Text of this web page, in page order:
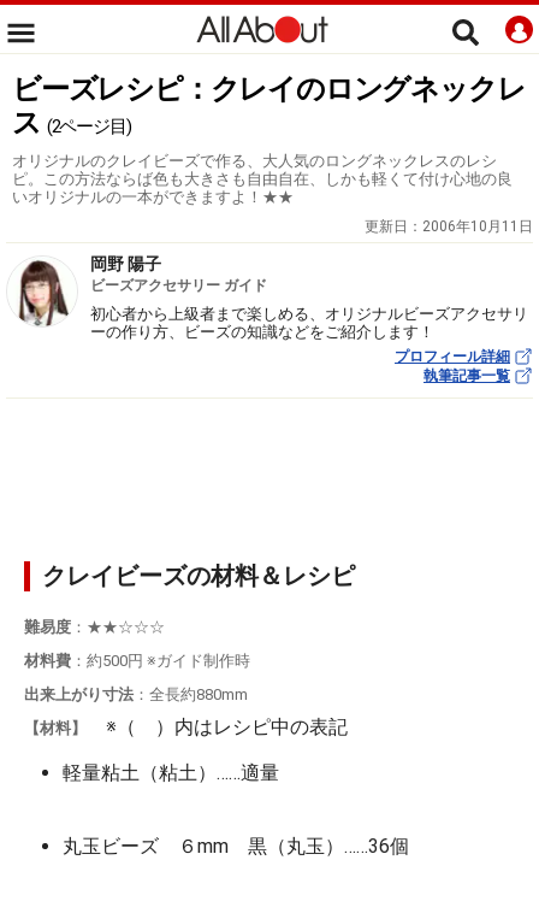
ビーズレシピ：クレイのロングネックレ
ス (2ページ目)
オリジナルのクレイビーズで作る、大人気のロングネックレスのレシ
ピ。この方法ならば色も大きさも自由自在、しかも軽くて付け心地の良
いオリジナルの一本ができますよ！★★
更新日： 2006年10月11日
岡野 陽子
ビーズアクセサリー ガイド
初心者から上級者まで楽しめる、オリジナルビーズアクセサリ
ーの作り方、ビーズの知識などをご紹介します！
プロフィール詳細
執筆記事一覧
クレイビーズの材料＆レシピ
難易度 ：★★☆☆☆
材料費 ：約500円 ※ガイド制作時
出来上がり寸法 ：全長約880mm
【材料】
※（ ）内はレシピ中の表記
軽量粘土（粘土）……適量
丸玉ビーズ ６mm 黒（丸玉）……36個